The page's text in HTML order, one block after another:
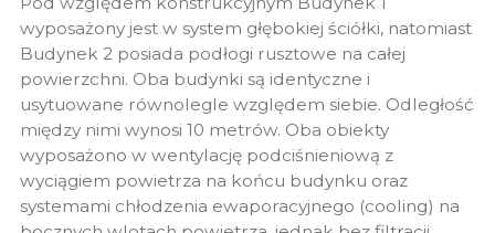
wyposażony jest w system głębokiej ściółki, natomiast
Budynek 2 posiada podłogi rusztowe na całej
powierzchni. Oba budynki są identyczne i
usytuowane równolegle względem siebie. Odległość
między nimi wynosi 10 metrów. Oba obiekty
wyposażono w wentylację podciśnieniową z
wyciągiem powietrza na końcu budynku oraz
systemami chłodzenia ewaporacyjnego (cooling) na